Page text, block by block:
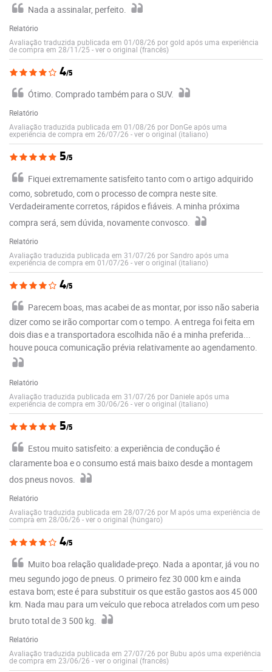
Nada a assinalar, perfeito.
Relatório
Avaliação traduzida publicada em 01/08/26 por gold após uma experiência
de compra em 28/11/25 -ver o original (francês)
4/5
Ótimo. Comprado também para o SUV.
Relatório
Avaliação traduzida publicada em 01/08/26 por DonGe após uma
experiência de compra em 26/07/26 -ver o original (italiano)
5/5
Fiquei extremamente satisfeito tanto com o artigo adquirido
como, sobretudo, com o processo de compra neste site.
Verdadeiramente corretos, rápidos e fiáveis. A minha próxima
compra será, sem dúvida, novamente convosco.
Relatório
Avaliação traduzida publicada em 31/07/26 por Sandro após uma
experiência de compra em 01/07/26 -ver o original (italiano)
4/5
Parecem boas, mas acabei de as montar, por isso não saberia
dizer como se irão comportar com o tempo. A entrega foi feita em
dois dias e a transportadora escolhida não é a minha preferida...
houve pouca comunicação prévia relativamente ao agendamento.
Relatório
Avaliação traduzida publicada em 31/07/26 por Daniele após uma
experiência de compra em 30/06/26 -ver o original (italiano)
5/5
Estou muito satisfeito: a experiência de condução é
claramente boa e o consumo está mais baixo desde a montagem
dos pneus novos.
Relatório
Avaliação traduzida publicada em 28/07/26 por M após uma experiência de
compra em 28/06/26 -ver o original (húngaro)
4/5
Muito boa relação qualidade-preço. Nada a apontar, já vou no
meu segundo jogo de pneus. O primeiro fez 30 000 km e ainda
estava bom; este é para substituir os que estão gastos aos 45 000
km. Nada mau para um veículo que reboca atrelados com um peso
bruto total de 3 500 kg.
Relatório
Avaliação traduzida publicada em 27/07/26 por Bubu após uma experiência
de compra em 23/06/26 -ver o original (francês)